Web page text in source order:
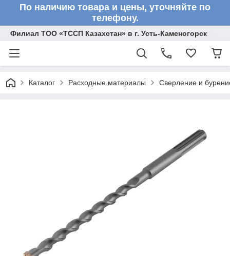
По наличию товара и цены, уточняйте по
телефону.
Филиал ТОО «ТССП Казахстан» в г. Усть-Каменогорск
Каталог Расходные материалы Сверление и